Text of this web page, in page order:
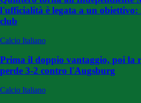
l'ufficialità è legata a un obiettivo:
club
Calcio Italiano
Prima il doppio vantaggio, poi la
perde 3-2 contro l'Augsburg
Calcio Italiano